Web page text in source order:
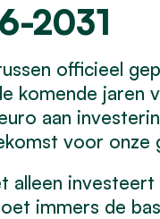
2031
officieel
komende jaren
aan
voor onze
alleen
immers de